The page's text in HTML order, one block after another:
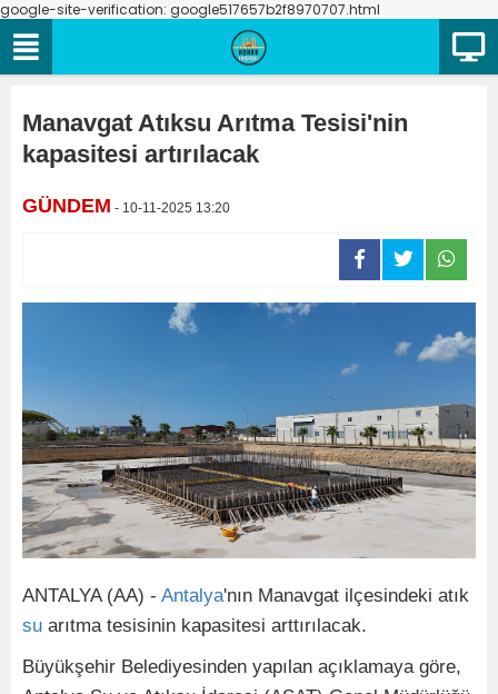
google-site-verification: google517657b2f8970707.html
Manavgat Atıksu Arıtma Tesisi'nin
kapasitesi artırılacak
GÜNDEM - 10-11-2025 13:20
ANTALYA (AA) - Antalya'nın Manavgat ilçesindeki atık
su arıtma tesisinin kapasitesi arttırılacak.
Büyükşehir Belediyesinden yapılan açıklamaya göre,